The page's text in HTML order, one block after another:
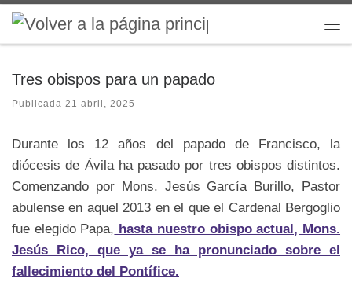
Saltar al contenido
Tres obispos para un papado
Publicada 21 abril, 2025
Durante los 12 años del papado de Francisco, la
diócesis de Ávila ha pasado por tres obispos distintos.
Comenzando por Mons. Jesús García Burillo, Pastor
abulense en aquel 2013 en el que el Cardenal Bergoglio
fue elegido Papa, hasta nuestro obispo actual, Mons.
Jesús Rico, que ya se ha pronunciado sobre el
fallecimiento del Pontífice.